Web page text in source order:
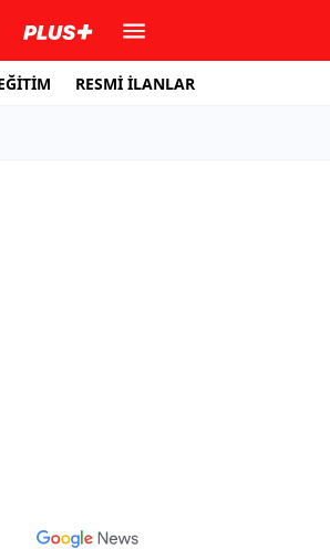
RESMİ İLANLAR